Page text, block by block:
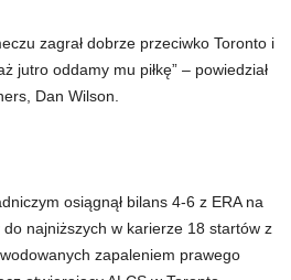
zagrał dobrze przeciwko Toronto i
jutro oddamy mu piłkę” – powiedział
Dan Wilson.
osiągnął bilans 4-6 z ERA na
najniższych w karierze 18 startów z
zapaleniem prawego